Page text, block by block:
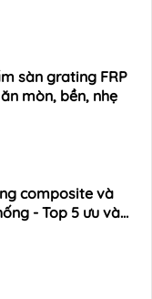
sàn grating FRP
mòn, bền, nhẹ
composite và
- Top 5 ưu và